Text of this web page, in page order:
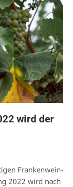
wird der
Frankenwein-
2022 wird nach